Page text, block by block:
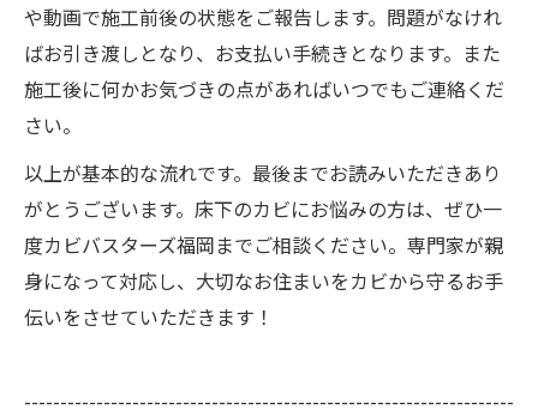
や動画で施工前後の状態をご報告します。問題がなけれ
ばお引き渡しとなり、お支払い手続きとなります。また
施工後に何かお気づきの点があればいつでもご連絡くだ
さい。
以上が基本的な流れです。最後までお読みいただきあり
がとうございます。床下のカビにお悩みの方は、ぜひ一
度カビバスターズ福岡までご相談ください。専門家が親
身になって対応し、大切なお住まいをカビから守るお手
伝いをさせていただきます！
--------------------------------------------------------------------